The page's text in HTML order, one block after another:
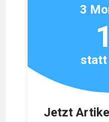
Jetzt
3
statt